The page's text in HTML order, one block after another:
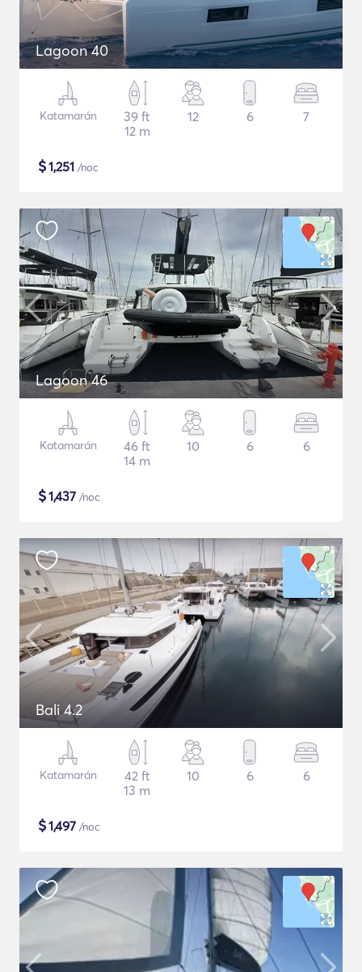
Lagoon 40
Katamarán
39 ft
12 m
12 6 7
$1,251 /noc
Lagoon 46
Katamarán
46 ft
14 m
10 6 6
$1,437 /noc
Bali 4.2
Katamarán
42 ft
13 m
10 6 6
$1,497 /noc